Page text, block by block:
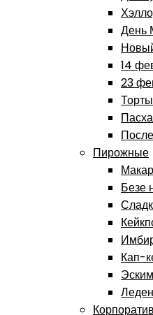
День
14
23
Пасха
Пирожные
Безе
Кап-